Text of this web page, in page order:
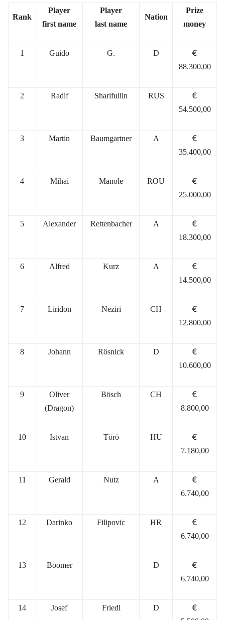
Rank
Player
first name
Player
last name
Nation
Prize
money
1 Guido G. D €
88.300,00
2 Radif Sharifullin RUS €
54.500,00
3 Martin Baumgartner A €
35.400,00
4 Mihai Manole ROU €
25.000,00
5 Alexander Rettenbacher A €
18.300,00
6 Alfred Kurz A €
14.500,00
7 Liridon Neziri CH €
12.800,00
8 Johann Rösnick D €
10.600,00
9
Oliver
(Dragon)
Bösch CH €
8.800,00
10 Istvan Törö HU €
7.180,00
11 Gerald Nutz A €
6.740,00
12 Darinko Filipovic HR €
6.740,00
13 Boomer D €
6.740,00
14 Josef Friedl D €